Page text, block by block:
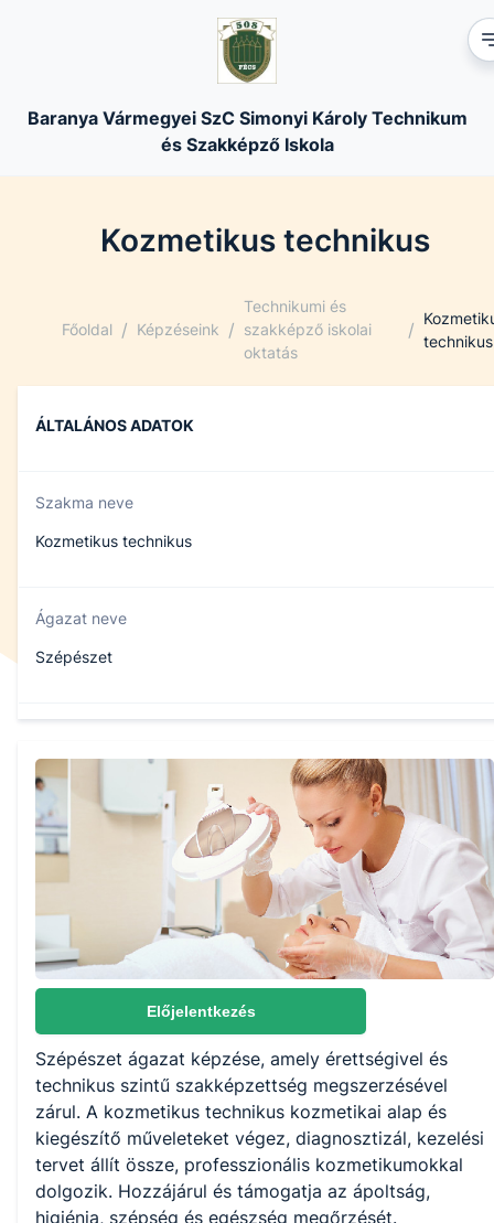
Baranya Vármegyei SzC Simonyi Károly Technikum
és Szakképző Iskola
Kozmetikus technikus
Főoldal / Képzéseink /
Technikumi és
szakképző iskolai
oktatás
/
technikus
ÁLTALÁNOS ADATOK
Szakma neve
Kozmetikus technikus
Ágazat neve
Szépészet
510122103
Képzés időtartama
5 év
Választható szakmairányok:
Nem válaszható
KKK/PTT
KKK letöltése (pdf)
PTT letöltése (pdf)
Okleveles technikusképzés
Előjelentkezés
Szépészet ágazat képzése, amely érettségivel és
technikus szintű szakképzettség megszerzésével
zárul. A kozmetikus technikus kozmetikai alap és
kiegészítő műveleteket végez, diagnosztizál, kezelési
tervet állít össze, professzionális kozmetikumokkal
dolgozik. Hozzájárul és támogatja az ápoltság,
higiénia, szépség és egészség megőrzését.